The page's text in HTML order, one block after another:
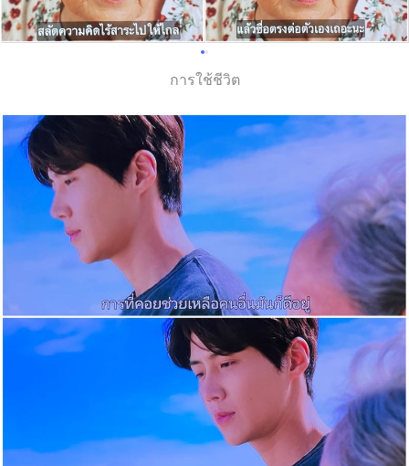
การใช้ชีวิต